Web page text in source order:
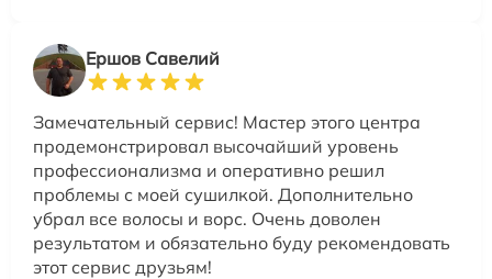
Ершов Савелий
Замечательный сервис! Мастер этого центра
продемонстрировал высочайший уровень
профессионализма и оперативно решил
проблемы с моей сушилкой. Дополнительно
убрал все волосы и ворс. Очень доволен
результатом и обязательно буду рекомендовать
этот сервис друзьям!